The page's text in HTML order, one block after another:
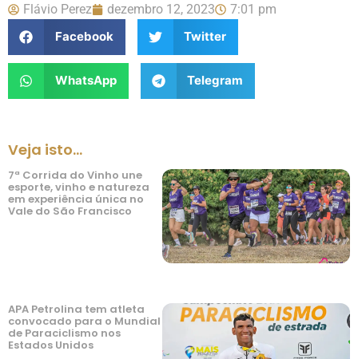
Flávio Perez dezembro 12, 2023
7:01 pm
Facebook
Twitter
WhatsApp Telegram
Veja isto...
7ª Corrida do Vinho une
esporte, vinho e natureza
em experiência única no
Vale do São Francisco
APA Petrolina tem atleta
convocado para o Mundial
de Paraciclismo nos
Estados Unidos